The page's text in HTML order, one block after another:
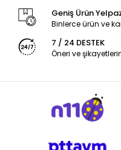
Geniş Ürün
Binlerce ürün ve
7 / 24 DESTEK
Öneri ve